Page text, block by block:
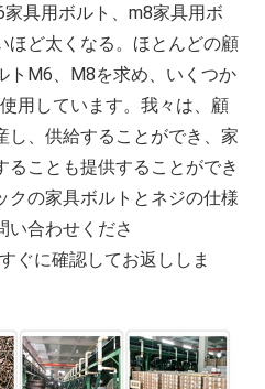
具用ボルト、m8家具用ボ
ほど太くなる。ほとんどの顧
トM6、M8を求め、いくつか
用しています。我々は、顧
し、供給することができ、家
ことも提供することができ
クの家具ボルトとネジの仕様
い合わせくださ
すぐに確認してお返ししま